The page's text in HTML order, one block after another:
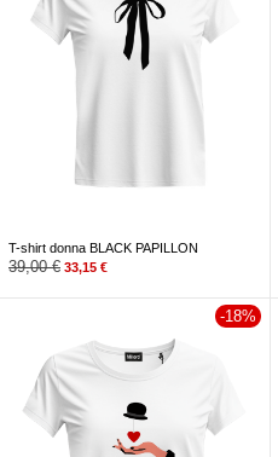
T-shirt donna BLACK PAPILLON
39,00€ 33,15 €
-18%